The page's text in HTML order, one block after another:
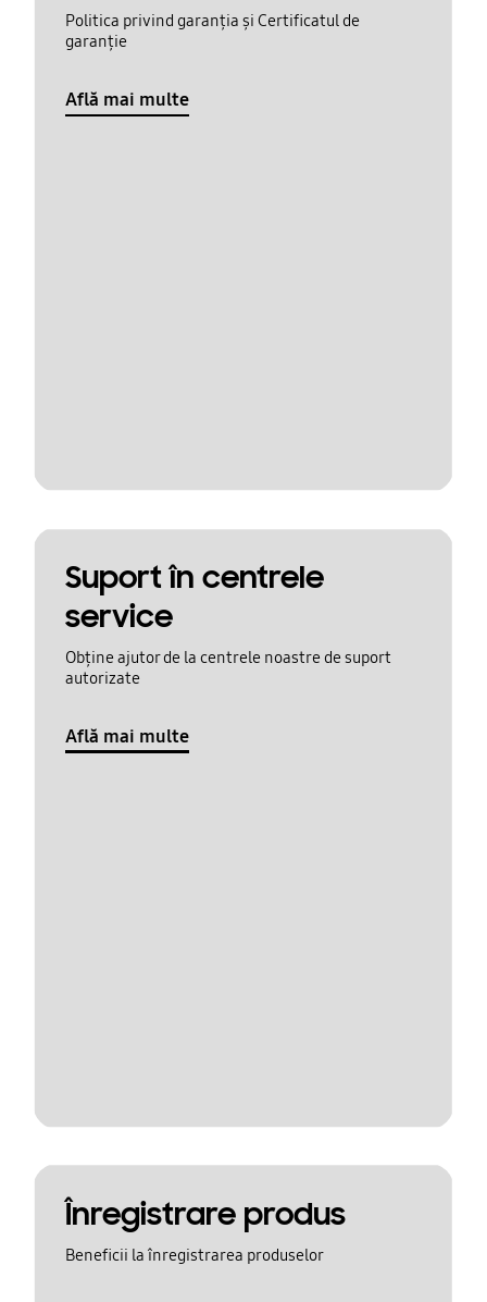
Politica privind garanția și Certificatul de
garanție
Află mai multe
Suport în centrele
service
Obține ajutor de la centrele noastre de suport
autorizate
Află mai multe
Înregistrare produs
Beneficii la înregistrarea produselor